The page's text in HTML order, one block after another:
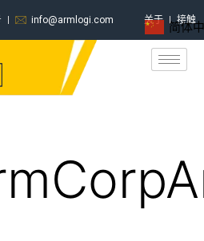
info@armlogi.com 关于 接触
简体